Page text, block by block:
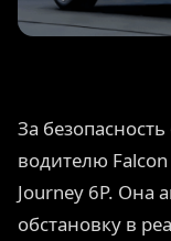
За
водителю
Journey 6P. Она
обстановку в